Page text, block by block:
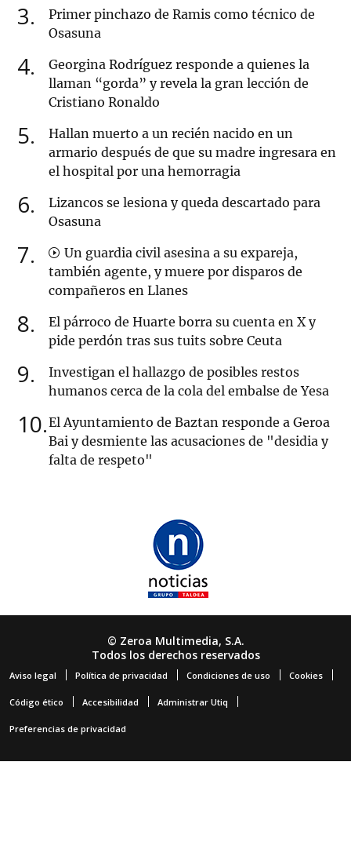
3
Primer pinchazo de Ramis como técnico de
Osasuna
4
Georgina Rodríguez responde a quienes la
llaman “gorda” y revela la gran lección de
Cristiano Ronaldo
5
Hallan muerto a un recién nacido en un
armario después de que su madre ingresara en
el hospital por una hemorragia
6
Lizancos se lesiona y queda descartado para
Osasuna
7
Un guardia civil asesina a su expareja,
también agente, y muere por disparos de
compañeros en Llanes
8
El párroco de Huarte borra su cuenta en X y
pide perdón tras sus tuits sobre Ceuta
9
Investigan el hallazgo de posibles restos
humanos cerca de la cola del embalse de Yesa
10 El Ayuntamiento de Baztan responde a Geroa
Bai y desmiente las acusaciones de "desidia y
falta de respeto"
© Zeroa Multimedia, S.A.
Todos los derechos reservados
Aviso legal Política de privacidad Condiciones de uso Cookies
Código ético Accesibilidad Administrar Utiq
Preferencias de privacidad